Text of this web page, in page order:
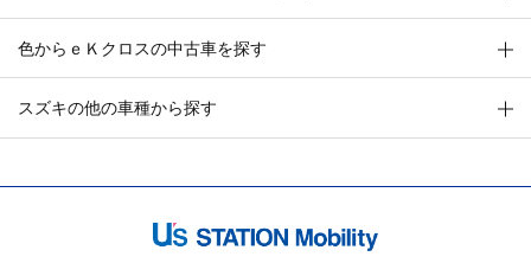
色からｅＫクロスの中古車を探す
スズキの他の車種から探す